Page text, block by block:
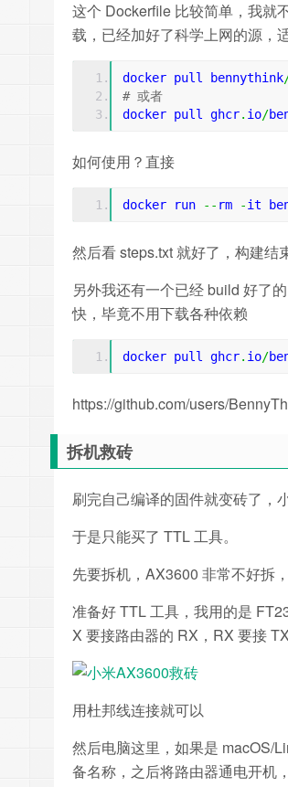
这个 Dockerfile 比较简单，我就
载，已经加好了科学上网的源，
docker pull bennythink
# 或者
docker pull ghcr. io/
如何使用？直接
docker run -- rm -it
然后看 steps.txt 就好了，构建结
另外我还有一个已经 build 好了
快，毕竟不用下载各种依赖
docker pull ghcr. io/
https://github.com/users/
拆机救砖
刷完自己编译的固件就变砖了
于是只能买了 TTL 工具。
先要拆机，AX3600 非常不好拆
准备好 TTL 工具，我用的是
X 要接路由器的 RX，RX 要接
用杜邦线连接就可以
然后电脑这里，如果是 macOS/
备名称，之后将路由器通电开机